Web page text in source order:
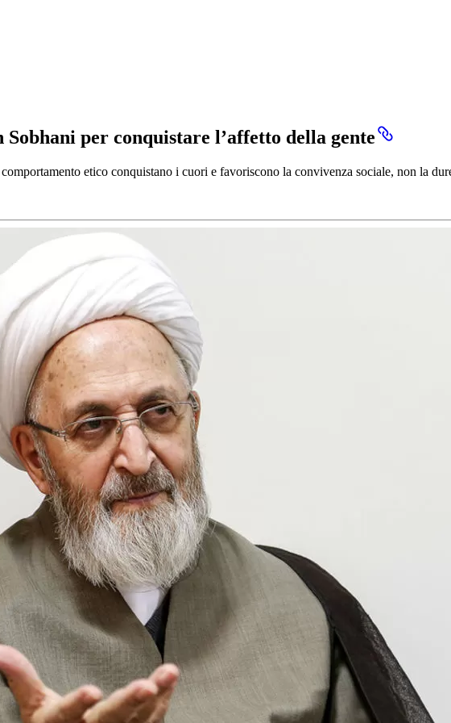
per conquistare l’affetto della gente
etico conquistano i cuori e favoriscono la convivenza sociale, non la